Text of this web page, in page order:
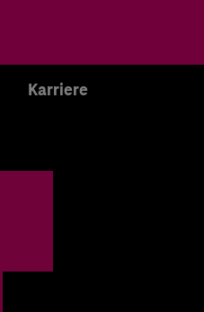
Karriere